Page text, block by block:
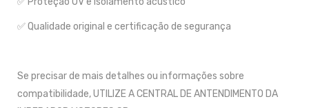
✅ Qualidade original e certificação de segurança
Se precisar de mais detalhes ou informações sobre
compatibilidade, UTILIZE A CENTRAL DE ANTENDIMENTO DA